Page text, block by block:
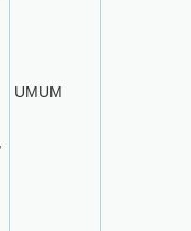
UMUM